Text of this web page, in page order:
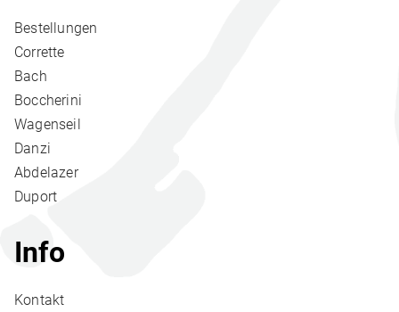
Bestellungen
Corrette
Bach
Boccherini
Wagenseil
Danzi
Abdelazer
Duport
Info
Kontakt